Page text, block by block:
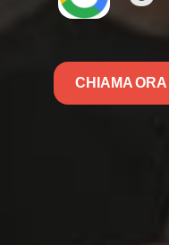
CHIAMA ORA